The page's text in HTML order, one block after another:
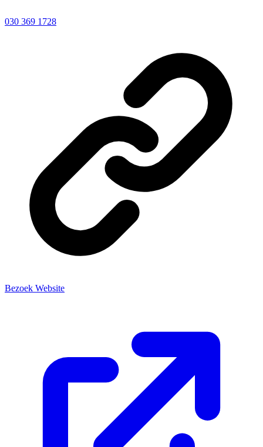
030 369 1728
Bezoek Website